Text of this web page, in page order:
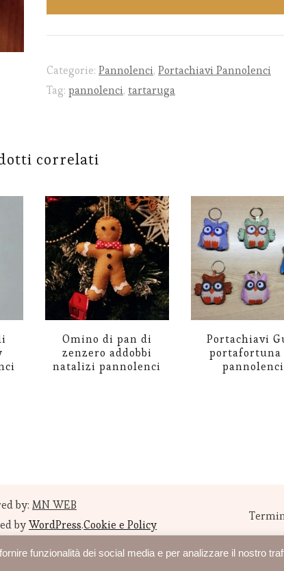
quantità
Categorie: Pannolenci, Portachiavi Pannolenci
Tag: pannolenci, tartaruga
correlati
Omino di pan di
zenzero addobbi
natalizi pannolenci
opzioni
possono
Portachiavi
pannolenci
by: MN WEB
byWordPress.Cookie e Policy
funzionalità dei social media e per analizzare il nostro